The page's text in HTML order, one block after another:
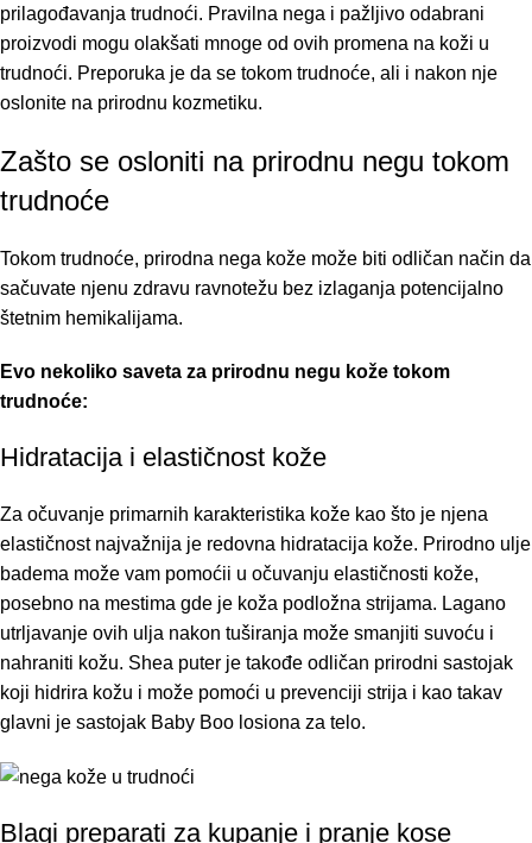
prilagođavanja trudnoći. Pravilna nega i pažljivo odabrani
proizvodi mogu olakšati mnoge od ovih promena na koži u
trudnoći. Preporuka je da se tokom trudnoće, ali i nakon nje
oslonite na prirodnu kozmetiku.
Zašto se osloniti na prirodnu negu tokom
trudnoće
Tokom trudnoće, prirodna nega kože može biti odličan način da
sačuvate njenu zdravu ravnotežu bez izlaganja potencijalno
štetnim hemikalijama.
Evo nekoliko saveta za prirodnu negu kože tokom
trudnoće:
Hidratacija i elastičnost kože
Za očuvanje primarnih karakteristika kože kao što je njena
elastičnost najvažnija je redovna hidratacija kože. Prirodno ulje
badema može vam pomoćii u očuvanju elastičnosti kože,
posebno na mestima gde je koža podložna strijama. Lagano
utrljavanje ovih ulja nakon tuširanja može smanjiti suvoću i
nahraniti kožu. Shea puter je takođe odličan prirodni sastojak
koji hidrira kožu i može pomoći u prevenciji strija i kao takav
glavni je sastojak Baby Boo losiona za telo.
Blagi preparati za kupanje i pranje kose